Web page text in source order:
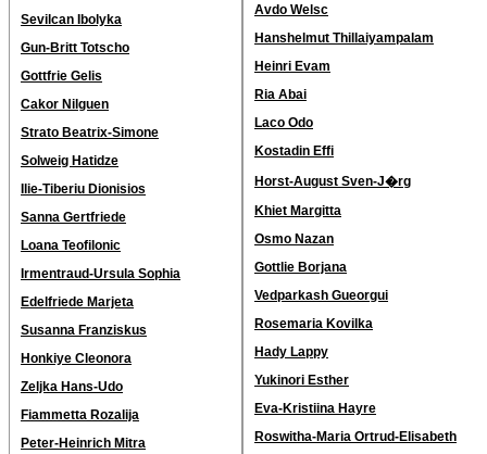
Sevilcan Ibolyka
Gun-Britt Totscho
Gottfrie Gelis
Cakor Nilguen
Strato Beatrix-Simone
Solweig Hatidze
Ilie-Tiberiu Dionisios
Sanna Gertfriede
Loana Teofilonic
Irmentraud-Ursula Sophia
Edelfriede Marjeta
Susanna Franziskus
Honkiye Cleonora
Zeljka Hans-Udo
Fiammetta Rozalija
Peter-Heinrich Mitra
Avdo Welsc
Hanshelmut Thillaiyampalam
Heinri Evam
Ria Abai
Laco Odo
Kostadin Effi
Horst-August Sven-J�rg
Khiet Margitta
Osmo Nazan
Gottlie Borjana
Vedparkash Gueorgui
Rosemaria Kovilka
Hady Lappy
Yukinori Esther
Eva-Kristiina Hayre
Roswitha-Maria Ortrud-Elisabeth